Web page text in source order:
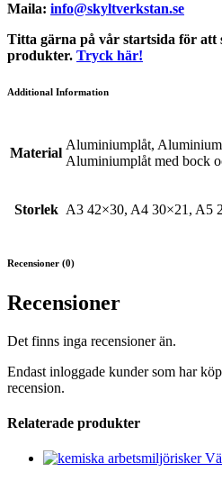
Maila: info@skyltverkstan.se
Titta gärna på vår startsida för att
produkter. Tryck här!
Additional Information
Material
Aluminiumplåt,
Aluminiumplåt med bock
Storlek A3 42×30, A4 30×21, A5
Recensioner (0)
Recensioner
Det finns inga recensioner än.
Endast inloggade kunder som har
recension.
Relaterade produkter